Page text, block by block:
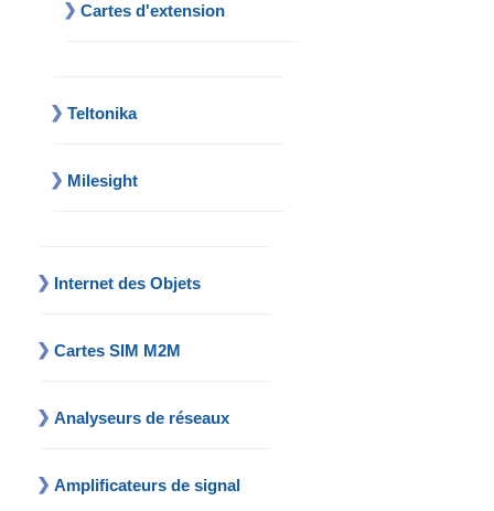
Cartes d'extension
Teltonika
Milesight
Internet des Objets
Cartes SIM M2M
Analyseurs de réseaux
Amplificateurs de signal